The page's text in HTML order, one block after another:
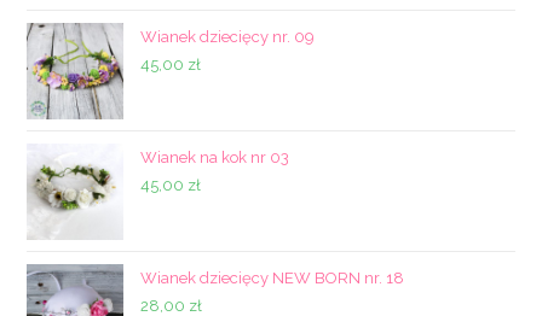
Wianek dziecięcy nr. 09
45,00 zł
Wianek na kok nr 03
45,00 zł
Wianek dziecięcy NEW BORN nr. 18
28,00 zł